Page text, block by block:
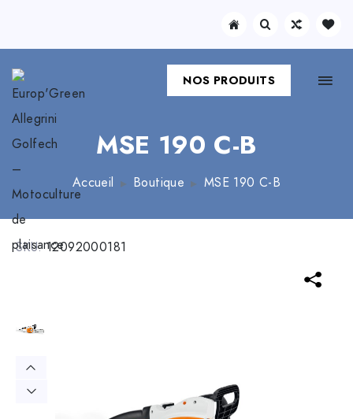
NOS PRODUITS
MSE 190 C-B
Accueil Boutique MSE 190 C-B
SKU:12092000181